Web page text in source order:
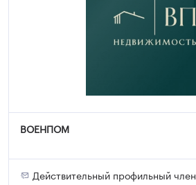
ВОЕНПОМ
Действительный профильный член